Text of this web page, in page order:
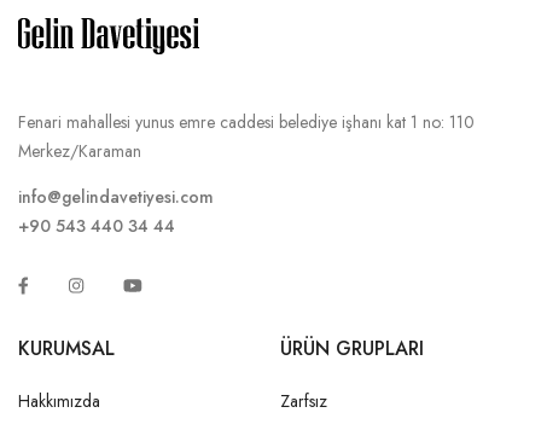
Fenari mahallesi yunus emre caddesi belediye işhanı kat 1 no: 110
Merkez/Karaman
info@gelindavetiyesi.com
+90 543 440 34 44
KURUMSAL
Hakkımızda
ÜRÜN GRUPLARI
Zarfsız